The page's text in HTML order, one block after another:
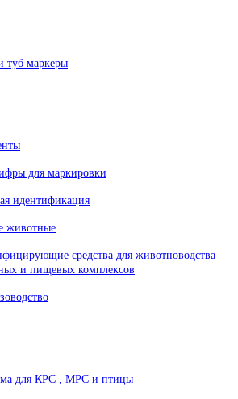
туб маркеры
для маркировки
идентификация
животные
средства для животноводства
и пищевых комплексов
для КРС , МРС и птицы